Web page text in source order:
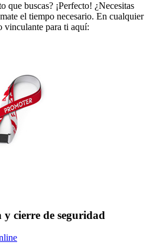
que buscas? ¡Perfecto! ¿Necesitas
el tiempo necesario. En cualquier
vinculante para ti aquí:
cierre de seguridad